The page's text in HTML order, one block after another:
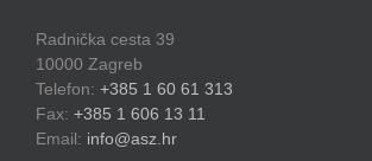
Radnička cesta 39
10000 Zagreb
Telefon: +385 1 60 61 313
Fax: +385 1 606 13 11
Email: info@asz.hr